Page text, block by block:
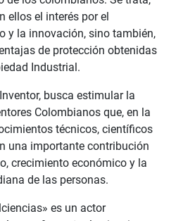
ellos el interés por el
y la innovación, sino también,
de protección obtenidas
Industrial.
busca estimular la
Colombianos que, en la
técnicos, científicos
una importante contribución
crecimiento económico y la
de las personas.
es un actor